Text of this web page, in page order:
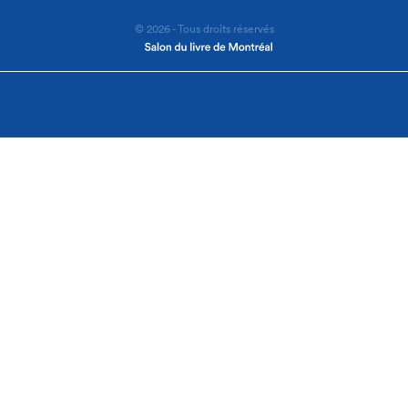
© 2026 - Tous droits réservés